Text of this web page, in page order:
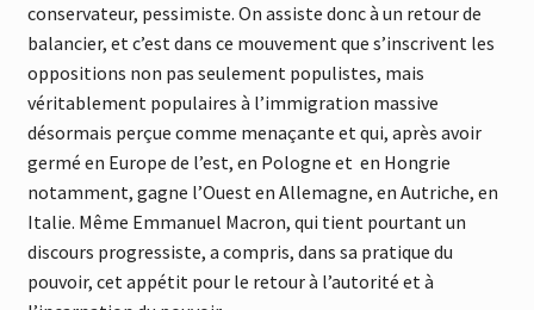
conservateur, pessimiste. On assiste donc à un retour de
balancier, et c’est dans ce mouvement que s’inscrivent les
oppositions non pas seulement populistes, mais
véritablement populaires à l’immigration massive
désormais perçue comme menaçante et qui, après avoir
germé en Europe de l’est, en Pologne et en Hongrie
notamment, gagne l’Ouest en Allemagne, en Autriche, en
Italie. Même Emmanuel Macron, qui tient pourtant un
discours progressiste, a compris, dans sa pratique du
pouvoir, cet appétit pour le retour à l’autorité et à